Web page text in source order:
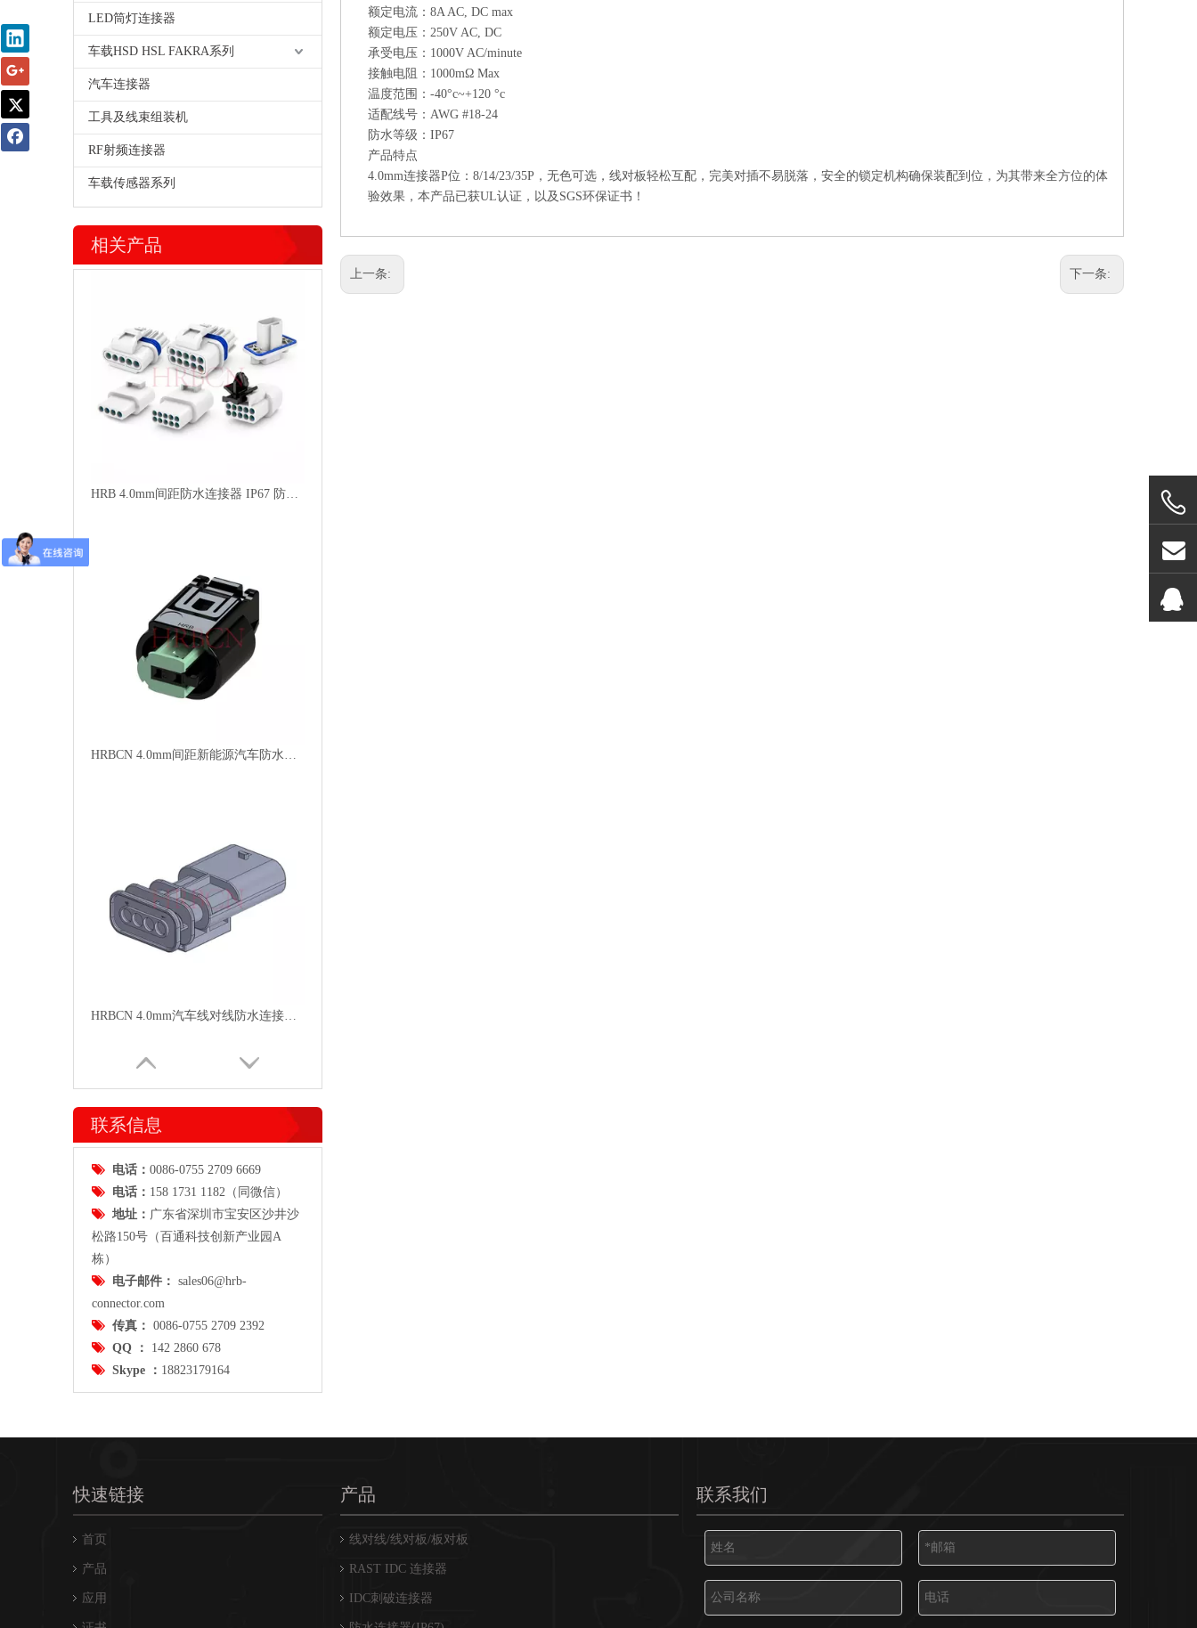
LED筒灯连接器
车载HSD HSL FAKRA系列
汽车连接器
工具及线束组装机
RF射频连接器
车载传感器系列
相关产品
HRB 4.0mm间距防水连接器 IP67 防尘防水 大电流15A 线对线板端工业连接器
HRBCN 4.0mm间距新能源汽车防水连接器A-M4025-2-G-B
HRBCN 4.0mm汽车线对线防水连接器母胶壳M4022
联系信息
 电话： 0086-0755 2709 6669
 电话： 158 1731 1182（同微信）
 地址： 广东省深圳市宝安区沙井沙
松路150号（百通科技创新产业园A
栋）
 电子邮件： sales06@hrb-
connector.com
 传真： 0086-0755 2709 2392
 QQ ： 142 2860 678
 Skype ： 18823179164
额定电流：8A AC, DC max
额定电压：250V AC, DC
承受电压：1000V AC/minute
接触电阻：1000mΩ Max
温度范围：-40°c~+120 °c
适配线号：AWG #18-24
防水等级：IP67
产品特点
4.0mm连接器P位：8/14/23/35P，无色可选，线对板轻松互配，完美对插不易脱落，安全的锁定机构确保装配到位，为其带来全方位的体
验效果，本产品已获UL认证，以及SGS环保证书！
上一条: 下一条:
快速链接
首页
产品
应用
产品
线对线/线对板/板对板
RAST IDC 连接器
IDC刺破连接器
联系我们